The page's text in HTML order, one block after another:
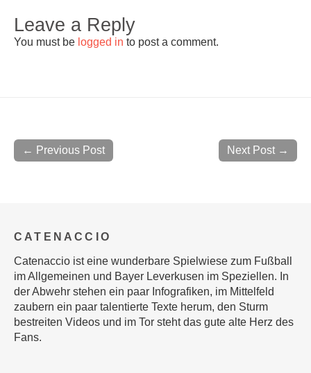
Leave a Reply
You must be logged in to post a comment.
Next Post →
← Previous Post
CATENACCIO
Catenaccio ist eine wunderbare Spielwiese zum Fußball
im Allgemeinen und Bayer Leverkusen im Speziellen. In
der Abwehr stehen ein paar Infografiken, im Mittelfeld
zaubern ein paar talentierte Texte herum, den Sturm
bestreiten Videos und im Tor steht das gute alte Herz des
Fans.